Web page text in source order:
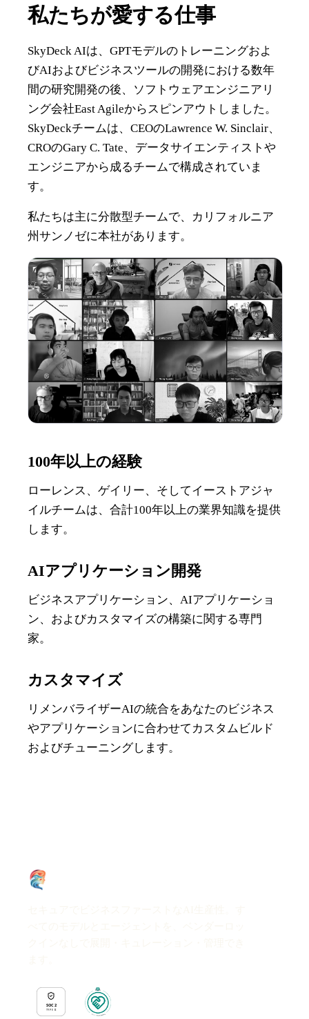
私たちが愛する仕事
SkyDeck AIは、GPTモデルのトレーニングおよ
びAIおよびビジネスツールの開発における数年
間の研究開発の後、ソフトウェアエンジニアリ
ング会社East Agileからスピンアウトしました。
SkyDeckチームは、CEOのLawrence W. Sinclair、
CROのGary C. Tate、データサイエンティストや
エンジニアから成るチームで構成されていま
す。
私たちは主に分散型チームで、カリフォルニア
州サンノゼに本社があります。
100年以上の経験
ローレンス、ゲイリー、そしてイーストアジャ
イルチームは、合計100年以上の業界知識を提供
します。
AIアプリケーション開発
ビジネスアプリケーション、AIアプリケーショ
ン、およびカスタマイズの構築に関する専門
家。
カスタマイズ
リメンバライザーAIの統合をあなたのビジネス
やアプリケーションに合わせてカスタムビルド
およびチューニングします。